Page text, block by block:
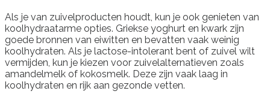
Als je van zuivelproducten houdt, kun je ook genieten van
koolhydraatarme opties. Griekse yoghurt en kwark zijn
goede bronnen van eiwitten en bevatten vaak weinig
koolhydraten. Als je lactose-intolerant bent of zuivel wilt
vermijden, kun je kiezen voor zuivelalternatieven zoals
amandelmelk of kokosmelk. Deze zijn vaak laag in
koolhydraten en rijk aan gezonde vetten.